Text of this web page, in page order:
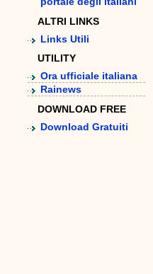
ALTRI LINKS
Links Utili
UTILITY
Ora ufficiale italiana
Rainews
DOWNLOAD FREE
Download Gratuiti